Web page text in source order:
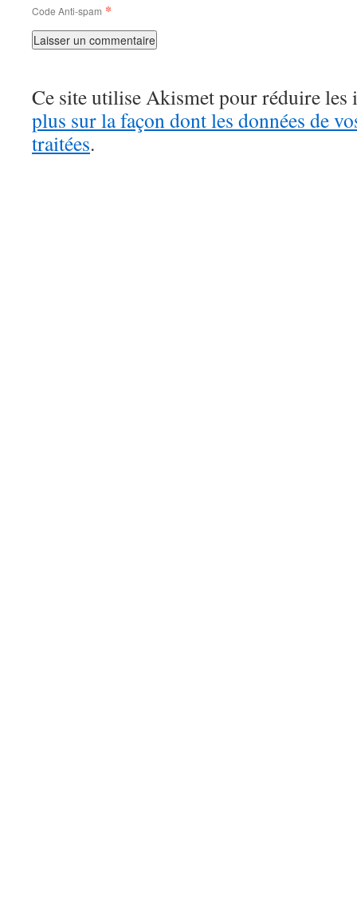
Code Anti-spam *
Ce site utilise Akismet pour réduire les
plus sur la façon dont les données de
traitées.